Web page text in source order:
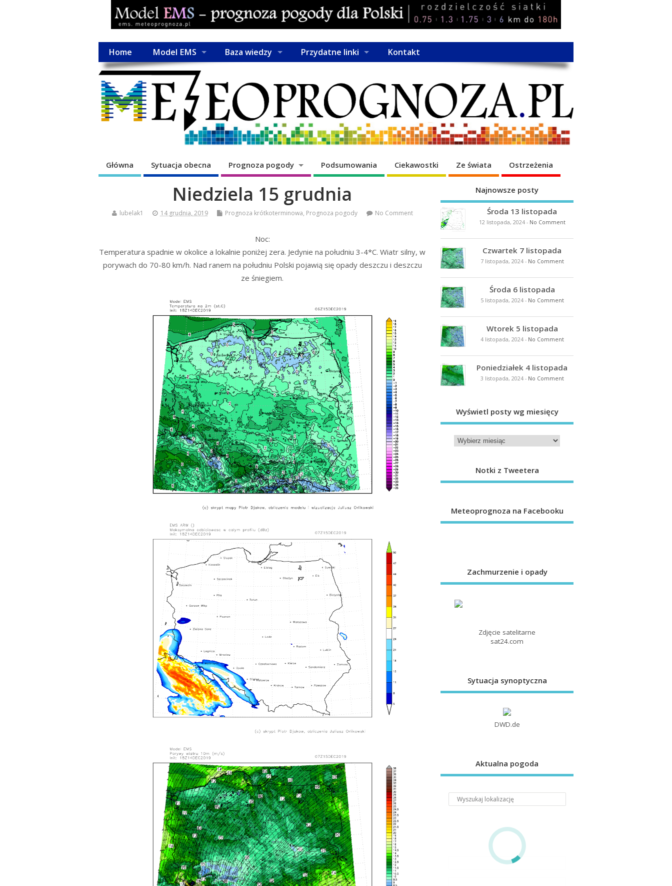
Home Model EMS Baza wiedzy Przydatne linki Kontakt
Główna Sytuacja obecna Prognoza pogody Podsumowania Ciekawostki Ze świata Ostrzeżenia
Niedziela 15 grudnia
lubelak1 14 grudnia, 2019 Prognoza krótkoterminowa, Prognoza pogody No Comment
Noc:
Temperatura spadnie w okolice a lokalnie poniżej zera. Jedynie na południu 3-4*C. Wiatr silny, w
porywach do 70-80 km/h. Nad ranem na południu Polski pojawią się opady deszczu i deszczu
ze śniegiem.
Najnowsze posty
Środa 13 listopada
12 listopada, 2024- No Comment
Czwartek 7 listopada
7 listopada, 2024- No Comment
Środa 6 listopada
5 listopada, 2024- No Comment
Wtorek 5 listopada
4 listopada, 2024- No Comment
Poniedziałek 4 listopada
3 listopada, 2024- No Comment
Wyświetl posty wg miesięcy
Notki z Tweetera
Meteoprognoza na Facebooku
Zachmurzenie i opady
Zdjęcie satelitarne
sat24.com
Sytuacja synoptyczna
DWD.de
Aktualna pogoda